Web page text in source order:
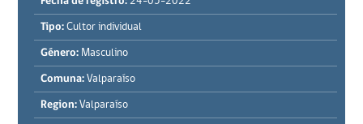
Tipo: Cultor individual
Género: Masculino
Comuna: Valparaíso
Region: Valparaíso